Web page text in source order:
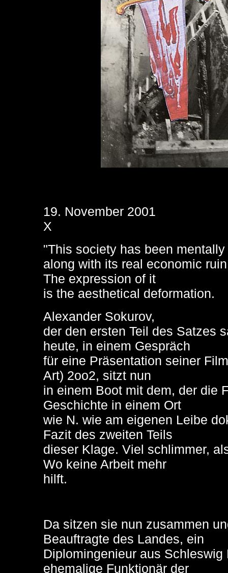
19. November 2001
X
"This society has been
along with its real economic
The expression of it
is the aesthetical deformation.
Alexander Sokurov,
der den ersten Teil des Satzes
heute, in einem Gespräch
für eine Präsentation seiner
Art) 2oo2, sitzt nun
in einem Boot mit dem, der die
Geschichte in einem Ort
wie N. wie am eigenen Leibe
Fazit des zweiten Teils
dieser Klage. Viel schlimmer,
Wo keine Arbeit mehr
hilft.
Da sitzen sie nun zusammen
Beauftragte des Landes, ein
Diplomingenieur aus Schleswig
ehemalige Funktionär der